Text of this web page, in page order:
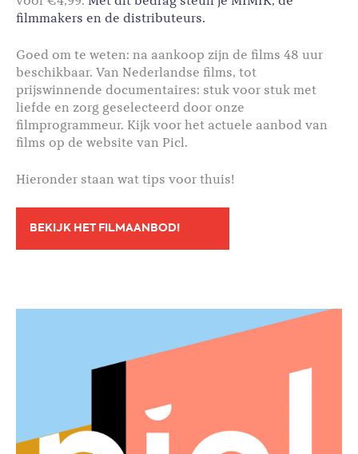
filmmakers en de distributeurs.
Goed om te weten: na aankoop zijn de films 48 uur
beschikbaar. Van Nederlandse films, tot
prijswinnende documentaires: stuk voor stuk met
liefde en zorg geselecteerd door onze
filmprogrammeur. Kijk voor het actuele aanbod van
films op de website van Picl.
Hieronder staan wat tips voor thuis!
BEKIJK HET FILMAANBOD!